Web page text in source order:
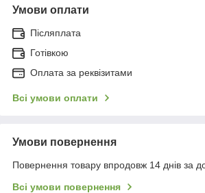
Умови оплати
Післяплата
Готівкою
Оплата за реквізитами
Всі умови оплати
Умови повернення
Повернення товару впродовж 14 днів за
Всі умови повернення